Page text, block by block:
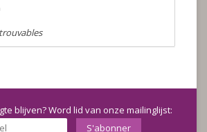
blijven? Word lid van onze mailinglijst:
S'abonner